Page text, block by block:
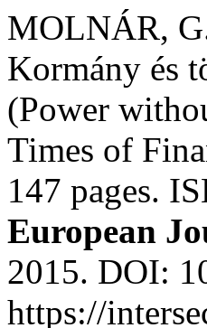
MOLNÁR,
Kormány és
(Power
Times of
147 pages.
European
2015. DOI:
https://